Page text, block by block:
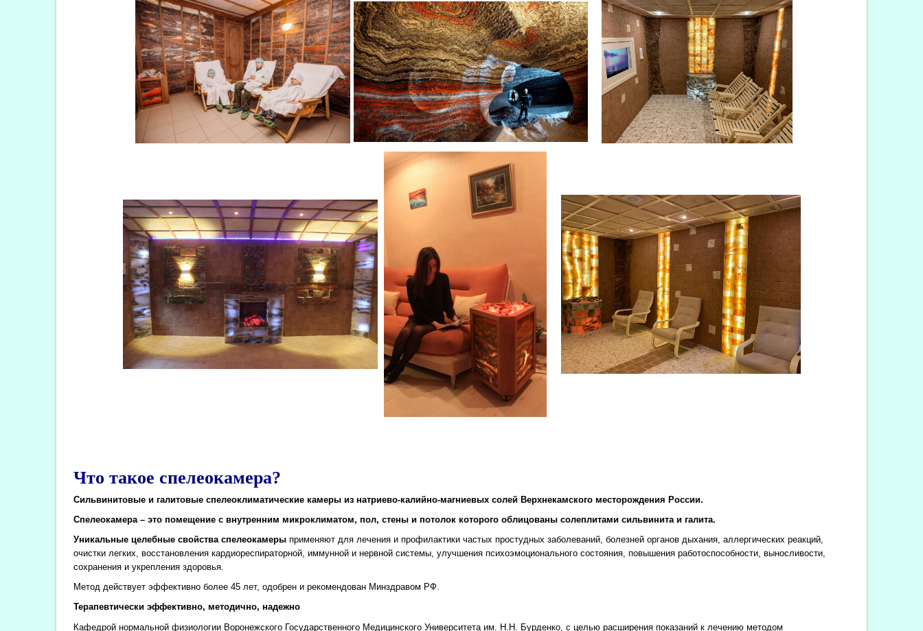
Что такое спелеокамера?
Сильвинитовые и галитовые спелеоклиматические камеры из натриево-калийно-магниевых солей Верхнекамского месторождения России.
Спелеокамера – это помещение с внутренним микроклиматом, пол, стены и потолок которого облицованы солеплитами сильвинита и галита.
Уникальные целебные свойства спелеокамеры применяют для лечения и профилактики частых простудных заболеваний, болезней органов дыхания, аллергических реакций,
очистки легких, восстановления кардиореспираторной, иммунной и нервной системы, улучшения психоэмоционального состояния, повышения работоспособности, выносливости,
сохранения и укрепления здоровья.
Метод действует эффективно более 45 лет, одобрен и рекомендован Минздравом РФ.
Терапевтически эффективно, методично, надежно
Кафедрой нормальной физиологии Воронежского Государственного Медицинского Университета им. Н.Н. Бурденко, с целью расширения показаний к лечению методом